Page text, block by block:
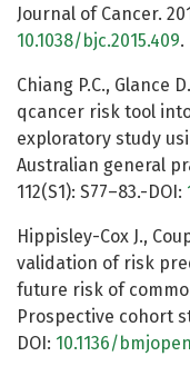
Journal of Cancer.
10.1038/bjc.2015.409.
Chiang P.C., Glance
qcancer risk tool
exploratory study
Australian general
112(S1): S77–83.-DOI:
Hippisley-Cox J.,
validation of risk
future risk of
Prospective cohort
DOI: 10.1136/